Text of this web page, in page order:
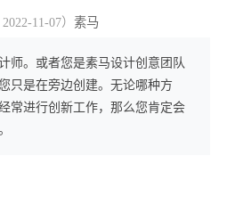
2022-11-07） 素马
师。或者您是素马设计创意团队
只是在旁边创建。无论哪种方
常进行创新工作，那么您肯定会